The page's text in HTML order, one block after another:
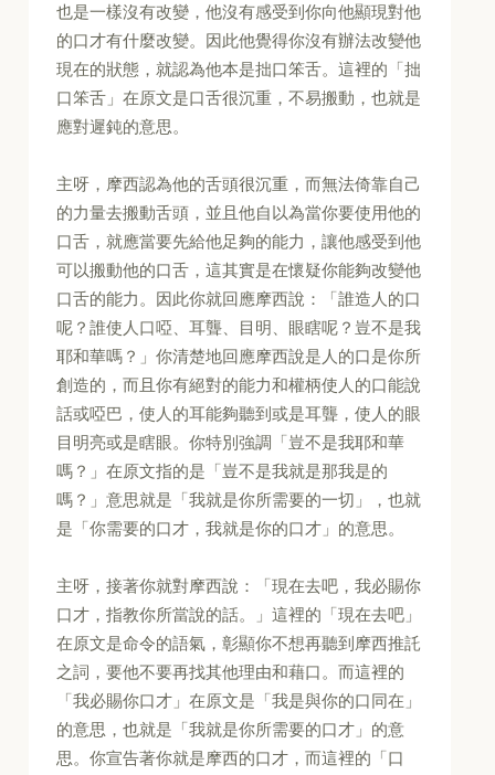
也是一樣沒有改變，他沒有感受到你向他顯現對他
的口才有什麼改變。因此他覺得你沒有辦法改變他
現在的狀態，就認為他本是拙口笨舌。這裡的「拙
口笨舌」在原文是口舌很沉重，不易搬動，也就是
應對遲鈍的意思。
主呀，摩西認為他的舌頭很沉重，而無法倚靠自己
的力量去搬動舌頭，並且他自以為當你要使用他的
口舌，就應當要先給他足夠的能力，讓他感受到他
可以搬動他的口舌，這其實是在懷疑你能夠改變他
口舌的能力。因此你就回應摩西說：「誰造人的口
呢？誰使人口啞、耳聾、目明、眼瞎呢？豈不是我
耶和華嗎？」你清楚地回應摩西說是人的口是你所
創造的，而且你有絕對的能力和權柄使人的口能說
話或啞巴，使人的耳能夠聽到或是耳聾，使人的眼
目明亮或是瞎眼。你特別強調「豈不是我耶和華
嗎？」在原文指的是「豈不是我就是那我是的
嗎？」意思就是「我就是你所需要的一切」，也就
是「你需要的口才，我就是你的口才」的意思。
主呀，接著你就對摩西說：「現在去吧，我必賜你
口才，指教你所當說的話。」這裡的「現在去吧」
在原文是命令的語氣，彰顯你不想再聽到摩西推託
之詞，要他不要再找其他理由和藉口。而這裡的
「我必賜你口才」在原文是「我是與你的口同在」
的意思，也就是「我就是你所需要的口才」的意
思。你宣告著你就是摩西的口才，而這裡的「口